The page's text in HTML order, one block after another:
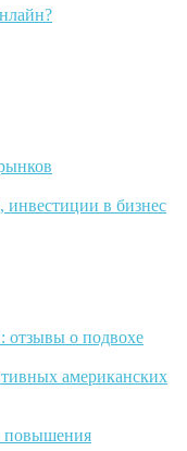
в бизнес
отзывы о подвохе
американских
повышения